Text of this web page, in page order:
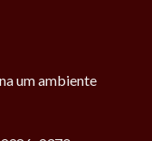
um ambiente